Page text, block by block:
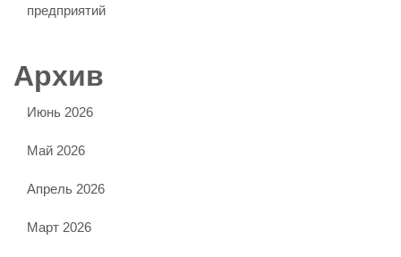
предприятий
Архив
Июнь 2026
Май 2026
Апрель 2026
Март 2026